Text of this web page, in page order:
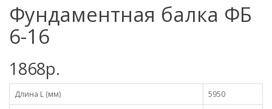
Фундаментная балка ФБ
6-16
1868р.
Длина L (мм)
5950